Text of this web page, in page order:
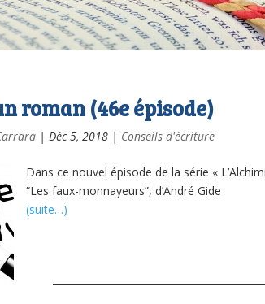
roman (46e épisode)
| Déc 5, 2018 | Conseils d'écriture
Dans ce nouvel épisode de la série «
“Les faux-monnayeurs”, d’André Gide
(suite…)